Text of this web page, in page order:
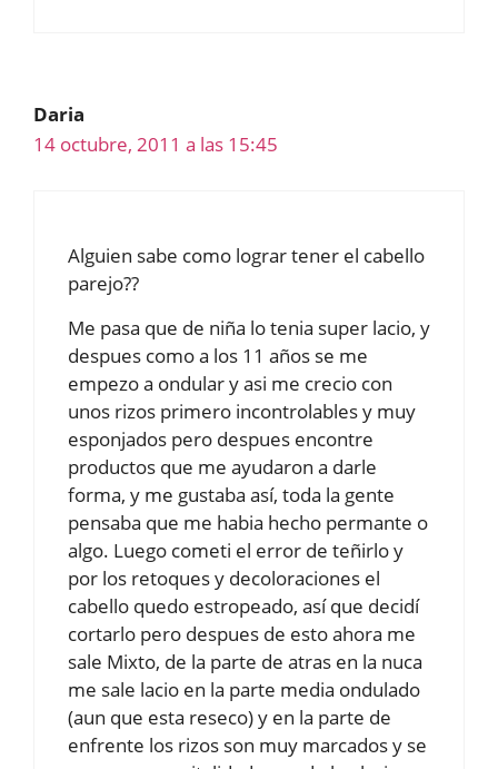
Daria
14 octubre, 2011 a las 15:45
Alguien sabe como lograr tener el cabello
parejo??
Me pasa que de niña lo tenia super lacio, y
despues como a los 11 años se me
empezo a ondular y asi me crecio con
unos rizos primero incontrolables y muy
esponjados pero despues encontre
productos que me ayudaron a darle
forma, y me gustaba así, toda la gente
pensaba que me habia hecho permante o
algo. Luego cometi el error de teñirlo y
por los retoques y decoloraciones el
cabello quedo estropeado, así que decidí
cortarlo pero despues de esto ahora me
sale Mixto, de la parte de atras en la nuca
me sale lacio en la parte media ondulado
(aun que esta reseco) y en la parte de
enfrente los rizos son muy marcados y se